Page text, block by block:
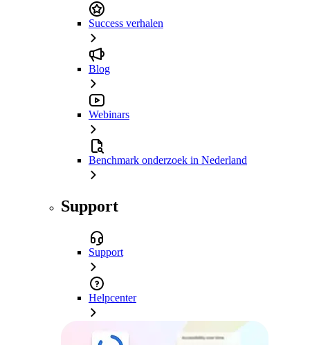
Success verhalen
Blog
Webinars
Benchmark onderzoek in Nederland
Support
Support
Helpcenter